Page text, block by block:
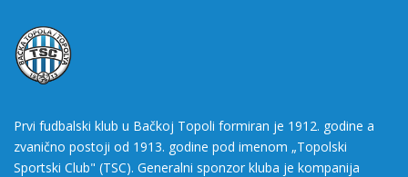
Prvi fudbalski klub u Bačkoj Topoli formiran je 1912. godine a
zvanično postoji od 1913. godine pod imenom „Topolski
Sportski Club" (TSC). Generalni sponzor kluba je kompanija